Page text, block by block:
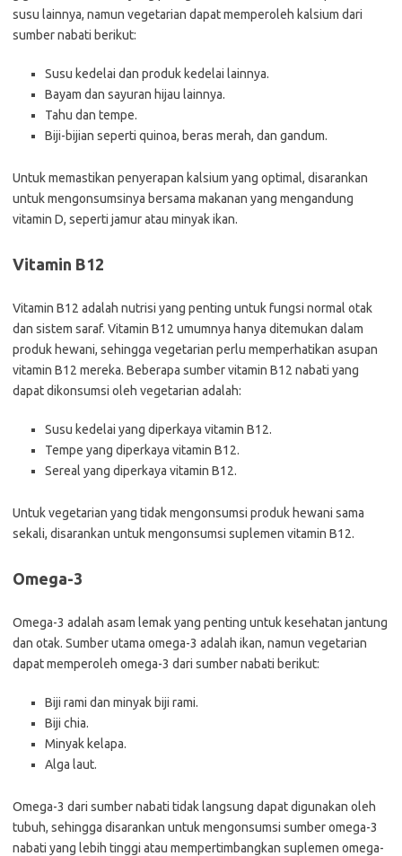
susu lainnya, namun vegetarian dapat memperoleh kalsium dari
sumber nabati berikut:
Susu kedelai dan produk kedelai lainnya.
Bayam dan sayuran hijau lainnya.
Tahu dan tempe.
Biji-bijian seperti quinoa, beras merah, dan gandum.
Untuk memastikan penyerapan kalsium yang optimal, disarankan
untuk mengonsumsinya bersama makanan yang mengandung
vitamin D, seperti jamur atau minyak ikan.
Vitamin B12
Vitamin B12 adalah nutrisi yang penting untuk fungsi normal otak
dan sistem saraf. Vitamin B12 umumnya hanya ditemukan dalam
produk hewani, sehingga vegetarian perlu memperhatikan asupan
vitamin B12 mereka. Beberapa sumber vitamin B12 nabati yang
dapat dikonsumsi oleh vegetarian adalah:
Susu kedelai yang diperkaya vitamin B12.
Tempe yang diperkaya vitamin B12.
Sereal yang diperkaya vitamin B12.
Untuk vegetarian yang tidak mengonsumsi produk hewani sama
sekali, disarankan untuk mengonsumsi suplemen vitamin B12.
Omega-3
Omega-3 adalah asam lemak yang penting untuk kesehatan jantung
dan otak. Sumber utama omega-3 adalah ikan, namun vegetarian
dapat memperoleh omega-3 dari sumber nabati berikut:
Biji rami dan minyak biji rami.
Biji chia.
Minyak kelapa.
Alga laut.
Omega-3 dari sumber nabati tidak langsung dapat digunakan oleh
tubuh, sehingga disarankan untuk mengonsumsi sumber omega-3
nabati yang lebih tinggi atau mempertimbangkan suplemen omega-